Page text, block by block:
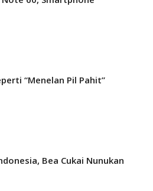
“Menelan Pil Pahit”
Bea Cukai Nunukan